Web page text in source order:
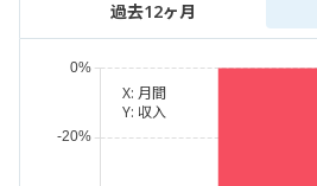
過去12ヶ月
X: 月間
Y: 収入